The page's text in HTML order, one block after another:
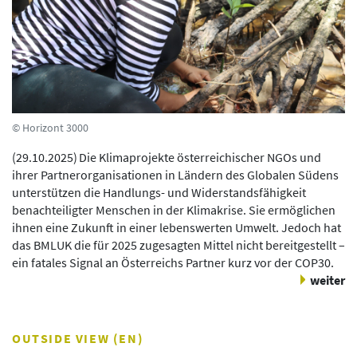
© Horizont 3000
(29.10.2025) Die Klimaprojekte österreichischer NGOs und
ihrer Partnerorganisationen in Ländern des Globalen Südens
unterstützen die Handlungs- und Widerstandsfähigkeit
benachteiligter Menschen in der Klimakrise. Sie ermöglichen
ihnen eine Zukunft in einer lebenswerten Umwelt. Jedoch hat
das BMLUK die für 2025 zugesagten Mittel nicht bereitgestellt –
ein fatales Signal an Österreichs Partner kurz vor der COP30.
weiter
OUTSIDE VIEW (EN)